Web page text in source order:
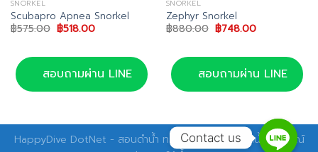
SNORKEL
Scubapro Apnea Snorkel
฿575.00 Original
price
฿575.00.
฿518.00Current
฿518.00.
สอบถามผ่าน LINE
SNORKEL
Zephyr Snorkel
฿880.00 Original
price
฿880.00.
฿748.00Current
฿748.00.
สอบถามผ่าน LINE
HappyDive DotNet - สอนดำน้ำ ทริปดำน้ำ อุปกรณ์ดำน้ำ อุปกรณ์
Contact us